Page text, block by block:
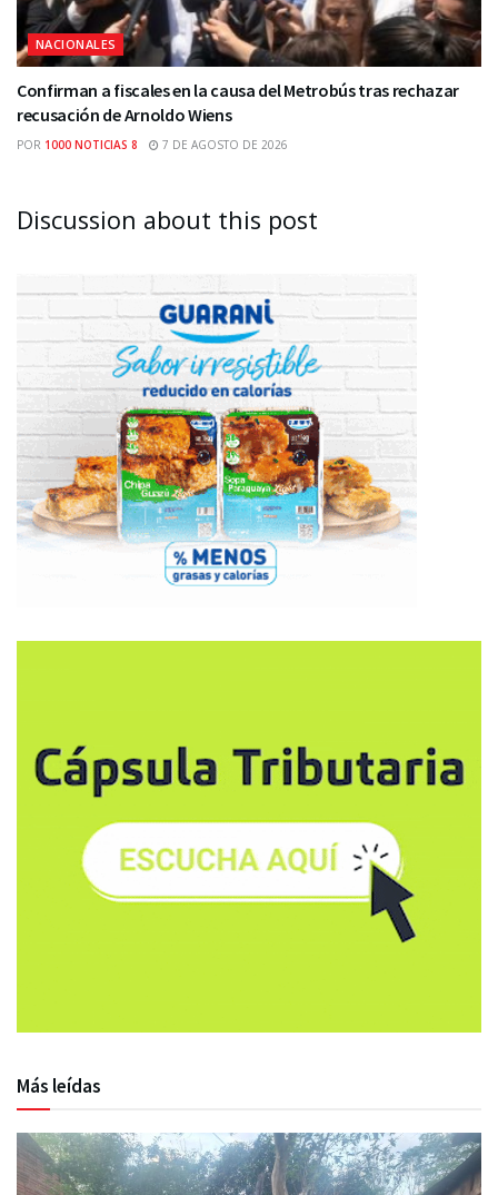
NACIONALES
Confirman a fiscales en la causa del Metrobús tras rechazar
recusación de Arnoldo Wiens
POR 1000 NOTICIAS 8 7 DE AGOSTO DE 2026
Discussion about this post
Más leídas